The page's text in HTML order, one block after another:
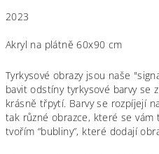
2023
Akryl na plátně 60x90 cm
Tyrkysové obrazy jsou naše
bavit odstíny tyrkysové barvy se
krásně třpytí. Barvy se rozpíjejí
tak různé obrazce, které se vám
tvořím “bubliny”, které dodají